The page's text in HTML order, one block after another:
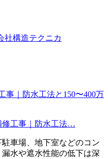
社構造テクニカ
修工事｜防水工法…
車場、地下室などのコン
水や遮水性能の低下は深